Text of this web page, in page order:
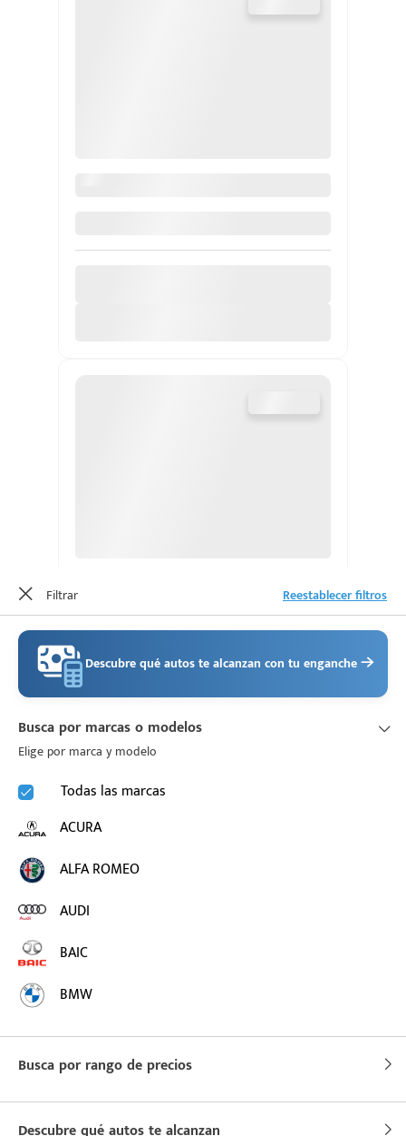
Filtrar Reestablecer filtros
Descubre qué autos te alcanzan con tu enganche
Busca por marcas o modelos
Elige por marca y modelo
Todas las marcas
ACURA
ALFA ROMEO
AUDI
BAIC
BMW
BUICK
BYD
CADILLAC
Busca por rango de precios
Descubre qué autos te alcanzan